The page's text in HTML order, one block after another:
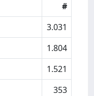
#
3.031
1.804
1.521
353